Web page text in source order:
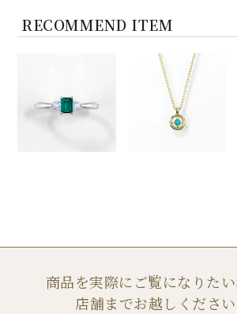
RECOMMEND ITEM
商品を実際にご覧になりたい
店舗までお越しください